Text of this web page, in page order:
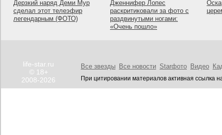
Дерзкий наряд Деми Мур
сделал этот телеэфир
легендарным (ФОТО)
Дженнифер Лопес
раскритиковали за фото с
раздвинутыми ногами:
«Очень пошло»
life-star.ru
© 18+
2008-2026
Все звезды Все новости Starфото Видео
При цитировании материалов активная ссылка